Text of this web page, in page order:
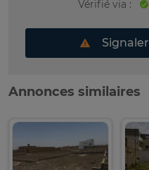
Vérifié via :
Annonces similaires